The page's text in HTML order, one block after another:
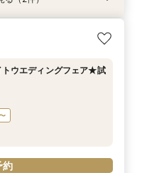
】所要90分の相談会★お
体験付き♪
件目のご来館で特別特典
断＆お料理試食フェア
トウエディングフェア★試
約